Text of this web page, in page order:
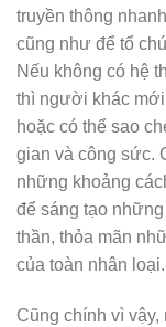
truyền thông
cũng như để tổ
Nếu không có hệ
thì người khác
hoặc có thể sao
gian và công sức.
những khoảng
để sáng tạo
thần, thỏa mãn
của toàn nhân loại.
Cũng chính vì vậy,